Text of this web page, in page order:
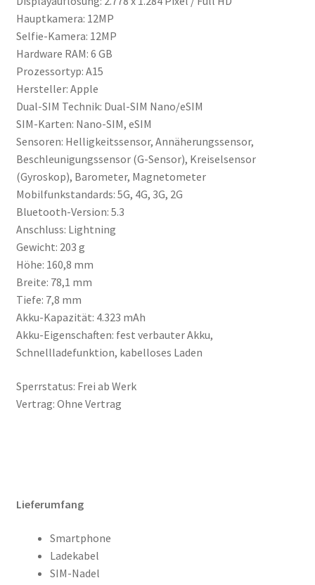
Hauptkamera: 12MP
Selfie-Kamera: 12MP
Hardware RAM: 6 GB
Prozessortyp: A15
Hersteller: Apple
Dual-SIM Technik: Dual-SIM Nano/eSIM
SIM-Karten: Nano-SIM, eSIM
Sensoren: Helligkeitssensor, Annäherungssensor,
Beschleunigungssensor (G-Sensor), Kreiselsensor
(Gyroskop), Barometer, Magnetometer
Mobilfunkstandards: 5G, 4G, 3G, 2G
Bluetooth-Version: 5.3
Anschluss: Lightning
Gewicht: 203 g
Höhe: 160,8 mm
Breite: 78,1 mm
Tiefe: 7,8 mm
Akku-Kapazität: 4.323 mAh
Akku-Eigenschaften: fest verbauter Akku,
Schnellladefunktion, kabelloses Laden
Sperrstatus: Frei ab Werk
Vertrag: Ohne Vertrag
Lieferumfang
Smartphone
Ladekabel
SIM-Nadel